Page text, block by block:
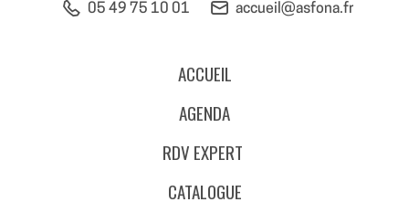
05 49 75 10 01 accueil@asfona.fr
ACCUEIL
AGENDA
RDV EXPERT
CATALOGUE